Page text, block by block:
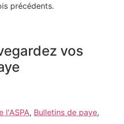
précédents.
vos
l'ASPA, Bulletins de paye,